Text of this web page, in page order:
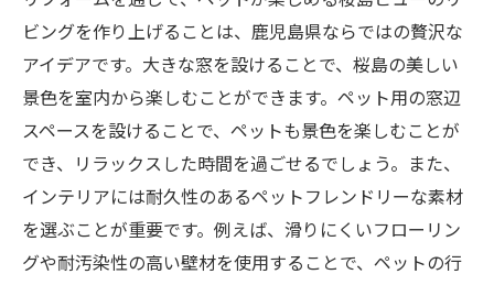
ペットが快適に過ごせる温度管理方法
季節に応じたペット用インテリアの工夫
ペットの健康を守るための風通しの良い設
計
鹿児島県の四季を楽しむペットスペース
ペットと快適に過ごすための鹿児島県のリフォ
ームプラン
ペットと一緒に過ごせるリビングの設計
ビングを作り上げることは、鹿児島県ならではの贅沢な
アイデアです。大きな窓を設けることで、桜島の美しい
景色を室内から楽しむことができます。ペット用の窓辺
スペースを設けることで、ペットも景色を楽しむことが
でき、リラックスした時間を過ごせるでしょう。また、
インテリアには耐久性のあるペットフレンドリーな素材
を選ぶことが重要です。例えば、滑りにくいフローリン
グや耐汚染性の高い壁材を使用することで、ペットの行